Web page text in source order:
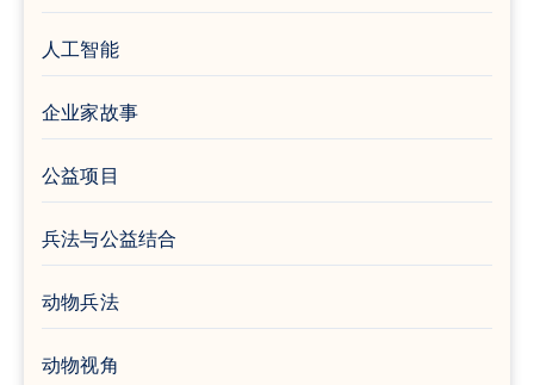
人工智能
企业家故事
公益项目
兵法与公益结合
动物兵法
动物视角